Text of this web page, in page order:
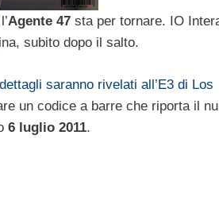
Agente 47 sta per tornare. IO
subito dopo il salto.
saranno rivelati all’E3 di Los
un codice a barre che riporta il
6 luglio 2011.